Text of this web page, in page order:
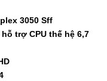
3050 Sff
trợ CPU thế hệ 6,7